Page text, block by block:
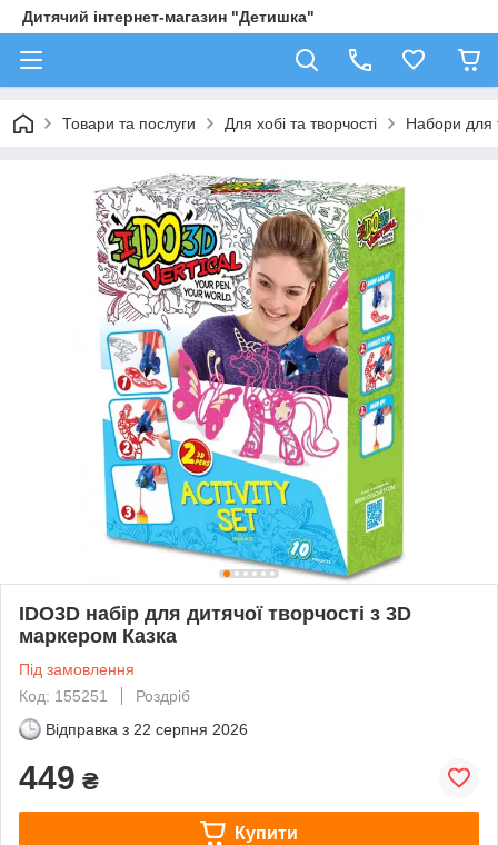
Дитячий інтернет-магазин "Детишка"
Товари та послуги Для хобі та творчості Набори для
IDO3D набір для дитячої творчості з 3D
маркером Казка
Під замовлення
Код: 155251
Роздріб
Відправка з 22 серпня 2026
449 ₴
Купити